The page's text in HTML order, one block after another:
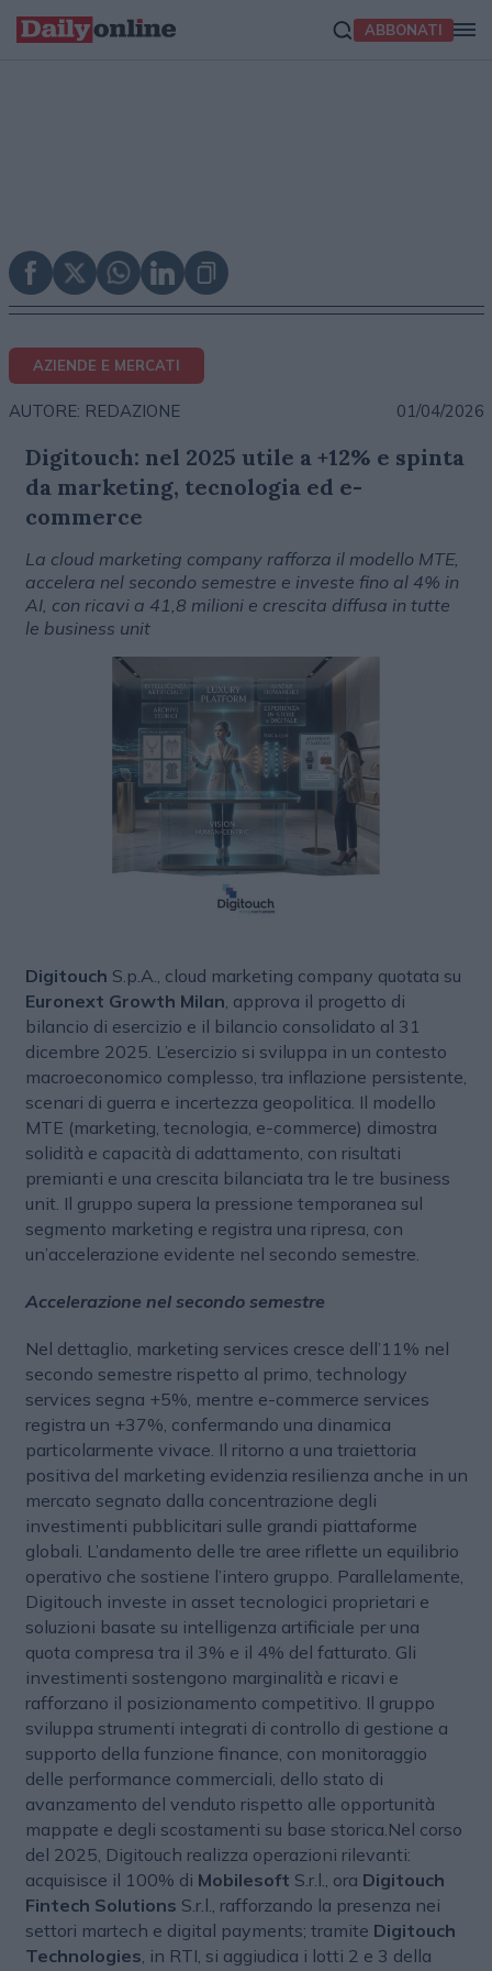
ABBONATI
AZIENDE E MERCATI
AUTORE: REDAZIONE 01/04/2026
Digitouch: nel 2025 utile a +12% e spinta
da marketing, tecnologia ed e-
commerce
La cloud marketing company rafforza il modello MTE,
accelera nel secondo semestre e investe fino al 4% in
AI, con ricavi a 41,8 milioni e crescita diffusa in tutte
le business unit
Digitouch S.p.A., cloud marketing company quotata su
Euronext Growth Milan , approva il progetto di
bilancio di esercizio e il bilancio consolidato al 31
dicembre 2025. L’esercizio si sviluppa in un contesto
macroeconomico complesso, tra inflazione persistente,
scenari di guerra e incertezza geopolitica. Il modello
MTE (marketing, tecnologia, e-commerce) dimostra
solidità e capacità di adattamento, con risultati
premianti e una crescita bilanciata tra le tre business
unit. Il gruppo supera la pressione temporanea sul
segmento marketing e registra una ripresa, con
un’accelerazione evidente nel secondo semestre.
Accelerazione nel secondo semestre
Nel dettaglio, marketing services cresce dell’11% nel
secondo semestre rispetto al primo, technology
services segna +5%, mentre e-commerce services
registra un +37%, confermando una dinamica
particolarmente vivace. Il ritorno a una traiettoria
positiva del marketing evidenzia resilienza anche in un
mercato segnato dalla concentrazione degli
investimenti pubblicitari sulle grandi piattaforme
globali. L’andamento delle tre aree riflette un equilibrio
operativo che sostiene l’intero gruppo. Parallelamente,
Digitouch investe in asset tecnologici proprietari e
soluzioni basate su intelligenza artificiale per una
quota compresa tra il 3% e il 4% del fatturato. Gli
investimenti sostengono marginalità e ricavi e
rafforzano il posizionamento competitivo. Il gruppo
sviluppa strumenti integrati di controllo di gestione a
supporto della funzione finance, con monitoraggio
delle performance commerciali, dello stato di
avanzamento del venduto rispetto alle opportunità
mappate e degli scostamenti su base storica.Nel corso
del 2025, Digitouch realizza operazioni rilevanti:
acquisisce il 100% di Mobilesoft S.r.l., ora Digitouch
Fintech Solutions S.r.l., rafforzando la presenza nei
settori martech e digital payments; tramite Digitouch
Technologies , in RTI, si aggiudica i lotti 2 e 3 della